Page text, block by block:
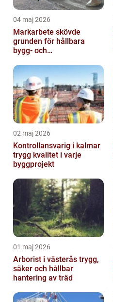
04 maj 2026
Markarbete skövde
grunden för hållbara
bygg- och
02 maj 2026
Kontrollansvarig i kalmar
trygg kvalitet i varje
byggprojekt
01 maj 2026
Arborist i västerås trygg,
säker och hållbar
hantering av träd